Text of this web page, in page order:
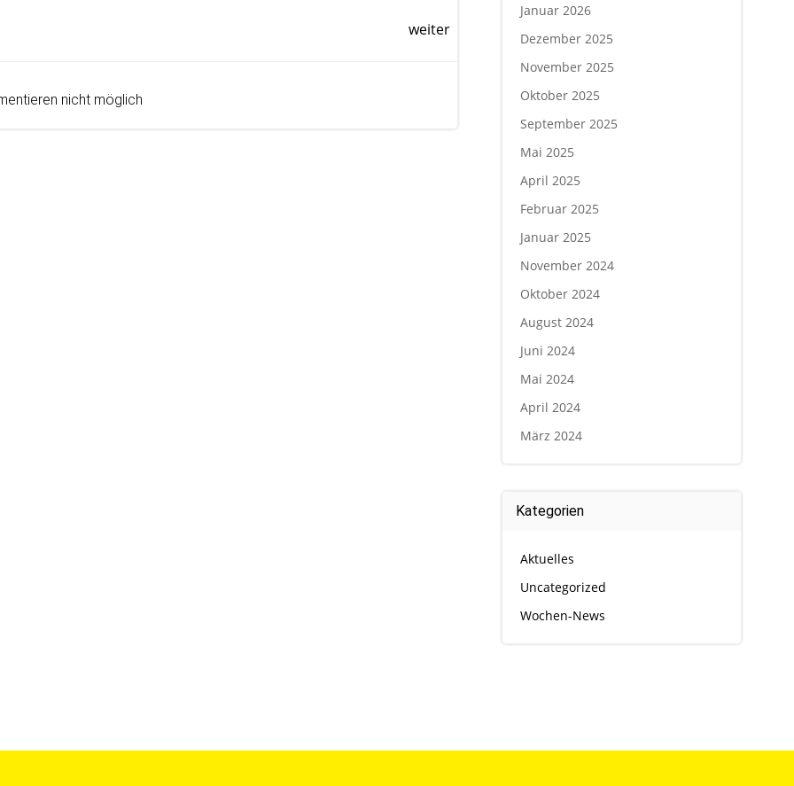
navigation
weiter
nicht möglich
Januar 2026
Dezember 2025
November 2025
Oktober 2025
September 2025
Mai 2025
April 2025
Februar 2025
Januar 2025
November 2024
Oktober 2024
August 2024
Juni 2024
Mai 2024
April 2024
März 2024
Kategorien
Aktuelles
Uncategorized
Wochen-News